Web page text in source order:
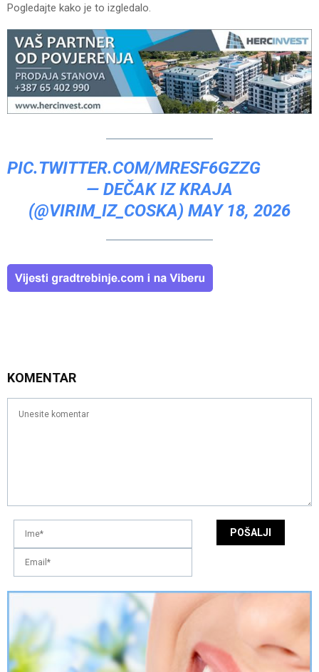
Pogledajte kako je to izgledalo.
PIC.TWITTER.COM/MRESF6GZZG
— DEČAK IZ KRAJA
(@VIRIM_IZ_COSKA) MAY 18, 2026
KOMENTAR